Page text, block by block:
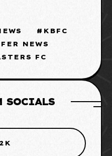
KBFC
NEWS
FC
SOCIALS
8.2K